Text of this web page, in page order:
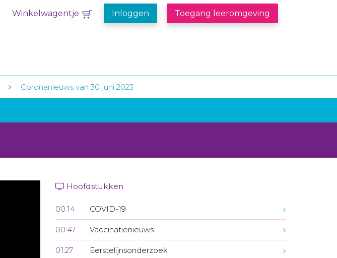
Winkelwagentje Inloggen Toegang leeromgeving
Coronanieuws van 30 juni 2023
Hoofdstukken
00:14 COVID-19
00:47 Vaccinatienieuws
01:27 Eerstelijnsonderzoek